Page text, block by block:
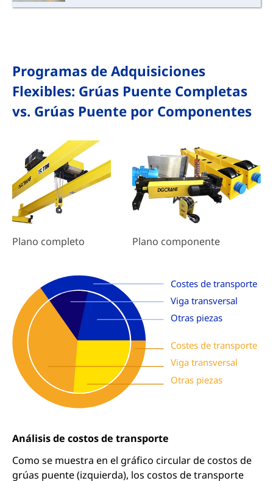
Programas de Adquisiciones
Flexibles: Grúas Puente Completas
vs. Grúas Puente por Componentes
Plano completo Plano componente
Costes de transporte
Viga transversal
Otras piezas
Costes de transporte
Viga transversal
Otras piezas
Análisis de costos de transporte
Como se muestra en el gráfico circular de costos de
grúas puente (izquierda), los costos de transporte